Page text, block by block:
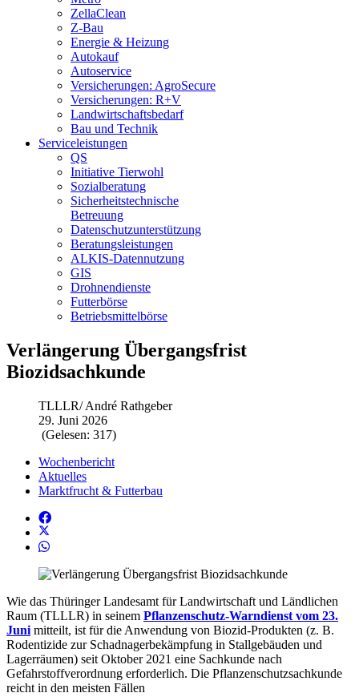
ZellaClean
Z-Bau
Energie & Heizung
Autokauf
Autoservice
Versicherungen: AgroSecure
Versicherungen: R+V
Landwirtschaftsbedarf
Bau und Technik
Service­­leistungen
QS
Initiative Tierwohl
Sozialberatung
Sicherheitstechnische
Betreuung
Datenschutzunterstützung
Beratungsleistungen
ALKIS-Datennutzung
GIS
Drohnendienste
Futterbörse
Betriebsmittelbörse
Verlängerung Übergangsfrist
Biozidsachkunde
TLLLR/ André Rathgeber
29. Juni 2026
(Gelesen: 317)
Wochenbericht
Aktuelles
Marktfrucht & Futterbau
Wie das Thüringer Landesamt für Landwirtschaft und Ländlichen
Raum (TLLLR) in seinem Pflanzenschutz-Warndienst vom 23.
Juni mitteilt, ist für die Anwendung von Biozid-Produkten (z. B.
Rodentizide zur Schadnagerbekämpfung in Stallgebäuden und
Lagerräumen) seit Oktober 2021 eine Sachkunde nach
Gefahrstoffverordnung erforderlich. Die Pflanzenschutzsachkunde
reicht in den meisten Fällen